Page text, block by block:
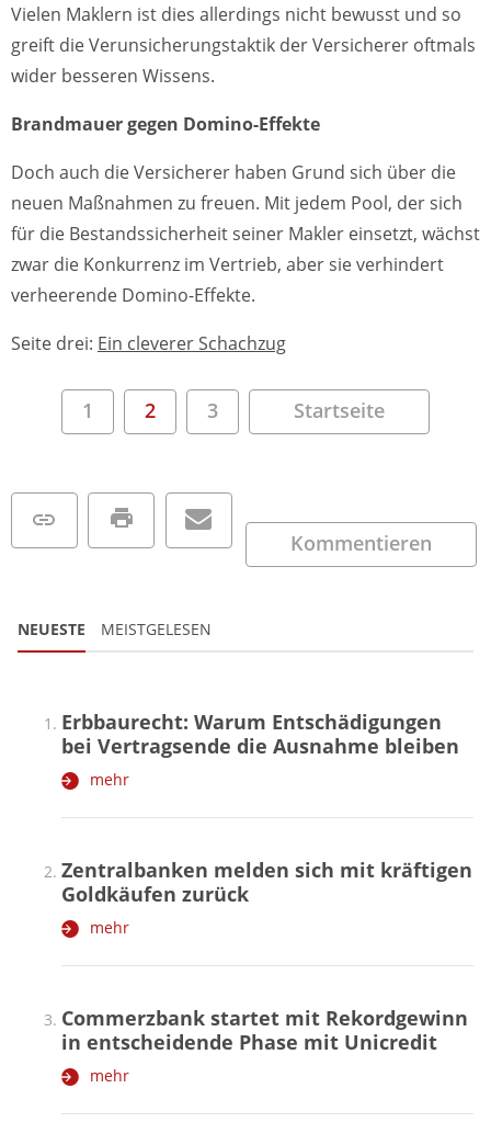
Vielen Maklern ist dies allerdings nicht bewusst und so
greift die Verunsicherungstaktik der Versicherer oftmals
wider besseren Wissens.
Brandmauer gegen Domino-Effekte
Doch auch die Versicherer haben Grund sich über die
neuen Maßnahmen zu freuen. Mit jedem Pool, der sich
für die Bestandssicherheit seiner Makler einsetzt, wächst
zwar die Konkurrenz im Vertrieb, aber sie verhindert
verheerende Domino-Effekte.
Seite drei: Ein cleverer Schachzug
1 2 3 Startseite
Kommentieren
NEUESTE MEISTGELESEN
Erbbaurecht: Warum Entschädigungen
bei Vertragsende die Ausnahme bleiben
mehr
Zentralbanken melden sich mit kräftigen
Goldkäufen zurück
mehr
Commerzbank startet mit Rekordgewinn
in entscheidende Phase mit Unicredit
mehr